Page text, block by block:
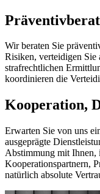
Wir beraten Sie
Risiken, verteidigen
strafrechtlichen
koordinieren die
Kooperation,
Erwarten Sie von uns
ausgeprägte
Abstimmung mit Ihnen,
Kooperationspartnern,
natürlich absolute